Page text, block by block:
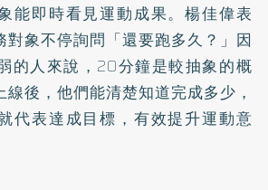
能即時看見運動成果。楊佳偉表
對象不停詢問「還要跑多久？」因
的人來說，20分鐘是較抽象的概
後，他們能清楚知道完成多少，
代表達成目標，有效提升運動意